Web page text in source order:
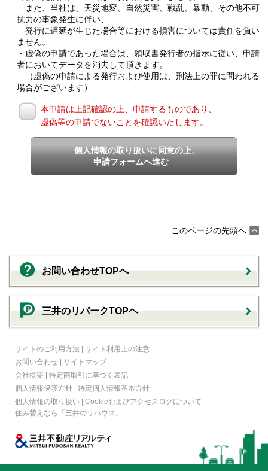
また、当社は、天災地変、自然災害、戦乱、暴動、その他不可
抗力の事象発生に伴い、
発行に遅延が生じた場合等における損害については責任を負い
ません。
・虚偽の申請であった場合は、領収書発行者の指示に従い、申請
者においてデータを消去して頂きます。
（虚偽の申請による発行および使用は、刑法上の罪に問われる
場合がございます）
本申請は上記確認の上、申請するものであり、
虚偽等の申請でないことを確認いたします。
個人情報の取り扱いに同意の上、
申請フォームへ進む
このページの先頭へ
お問い合わせTOPへ
三井のリパークTOPヘ
サイトのご利用方法 | サイト利用上の注意
お問い合わせ | サイトマップ
会社概要 | 特定商取引に基づく表記
個人情報保護方針 | 特定個人情報基本方針
個人情報の取り扱い | Cookieおよびアクセスログについて
住み替えなら
「三井のリハウス」